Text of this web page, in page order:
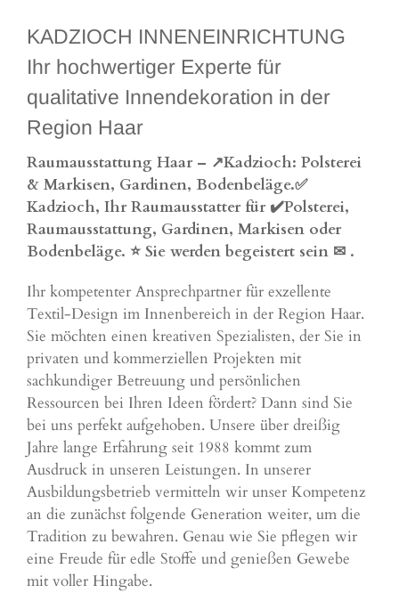
KADZIOCH INNENEINRICHTUNG
Ihr hochwertiger Experte für
qualitative Innendekoration in der
Region Haar
Raumausstattung Haar – ↗️Kadzioch: Polsterei
& Markisen, Gardinen, Bodenbeläge.✅
Kadzioch, Ihr Raumausstatter für ✔️Polsterei,
Raumausstattung, Gardinen, Markisen oder
Bodenbeläge. ⭐ Sie werden begeistert sein ✉ .
Ihr kompetenter Ansprechpartner für exzellente
Textil-Design im Innenbereich in der Region Haar.
Sie möchten einen kreativen Spezialisten, der Sie in
privaten und kommerziellen Projekten mit
sachkundiger Betreuung und persönlichen
Ressourcen bei Ihren Ideen fördert? Dann sind Sie
bei uns perfekt aufgehoben. Unsere über dreißig
Jahre lange Erfahrung seit 1988 kommt zum
Ausdruck in unseren Leistungen. In unserer
Ausbildungsbetrieb vermitteln wir unser Kompetenz
an die zunächst folgende Generation weiter, um die
Tradition zu bewahren. Genau wie Sie pflegen wir
eine Freude für edle Stoffe und genießen Gewebe
mit voller Hingabe.